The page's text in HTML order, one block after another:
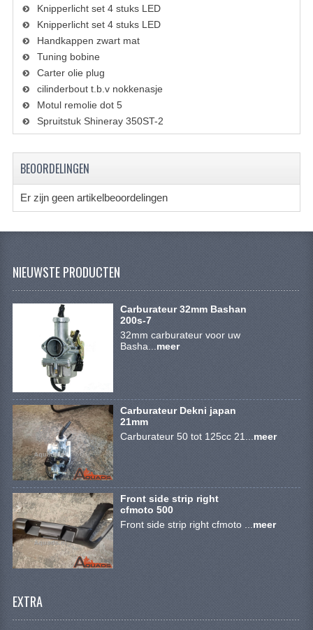
7 INCH VELGEN
8 INCH VELGEN
E SCOOTERS
ACCOUNT
CONTACT
Knipperlicht set 4 stuks LED
Knipperlicht set 4 stuks LED
Handkappen zwart mat
Tuning bobine
Carter olie plug
cilinderbout t.b.v nokkenasje
Motul remolie dot 5
Spruitstuk Shineray 350ST-2
BEOORDELINGEN
Er zijn geen artikelbeoordelingen
NIEUWSTE PRODUCTEN
Carburateur 32mm Bashan
200s-7
32mm carburateur voor uw
Basha... meer
Carburateur Dekni japan
21mm
Carburateur 50 tot 125cc 21... meer
Front side strip right
cfmoto 500
Front side strip right cfmoto ... meer
EXTRA